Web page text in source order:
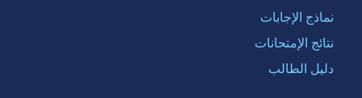
نماذج الإجابات
نتائج الإمتحانات
دليل الطالب